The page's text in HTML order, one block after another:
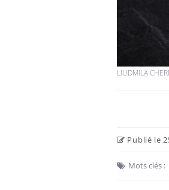
LIUDMILA
Publié le
Mots clés :
expliquer ma